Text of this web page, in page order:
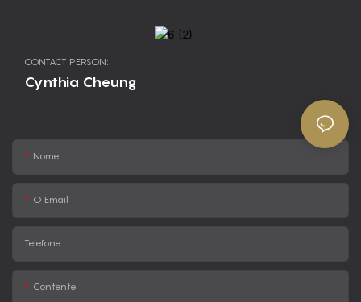
CONTACT PERSON:
Cynthia Cheung
Nome
O Email
Telefone
Contente